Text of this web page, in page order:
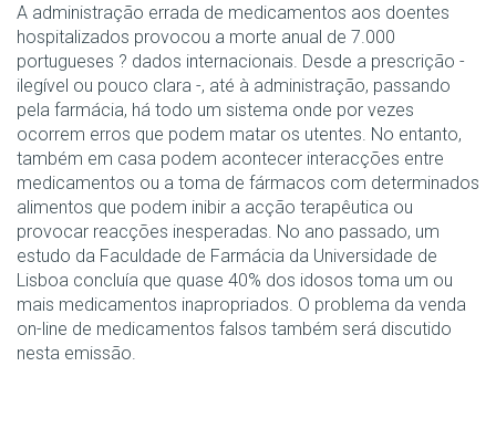
A administração errada de medicamentos aos doentes
hospitalizados provocou a morte anual de 7.000
portugueses ? dados internacionais. Desde a prescrição -
ilegível ou pouco clara -, até à administração, passando
pela farmácia, há todo um sistema onde por vezes
ocorrem erros que podem matar os utentes. No entanto,
também em casa podem acontecer interacções entre
medicamentos ou a toma de fármacos com determinados
alimentos que podem inibir a acção terapêutica ou
provocar reacções inesperadas. No ano passado, um
estudo da Faculdade de Farmácia da Universidade de
Lisboa concluía que quase 40% dos idosos toma um ou
mais medicamentos inapropriados. O problema da venda
on-line de medicamentos falsos também será discutido
nesta emissão.